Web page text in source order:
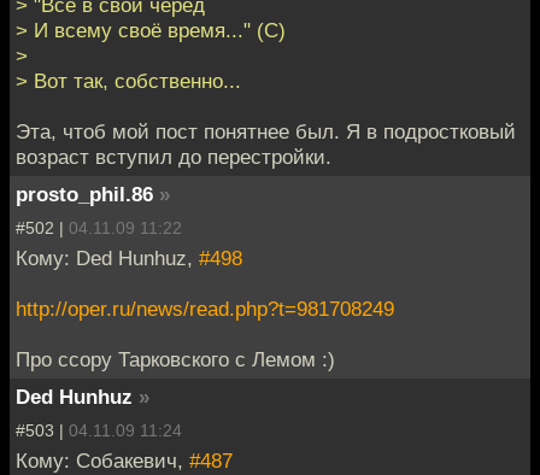
> "Всё в свой черед
> И всему своё время..." (С)
>
> Вот так, собственно...
Эта, чтоб мой пост понятнее был. Я в подростковый
возраст вступил до перестройки.
prosto_phil.86 »
#502 | 04.11.09 11:22
Кому: Ded Hunhuz, #498
http://oper.ru/news/read.php?t=981708249
Про ссору Тарковского с Лемом :)
Ded Hunhuz »
#503 | 04.11.09 11:24
Кому: Собакевич, #487